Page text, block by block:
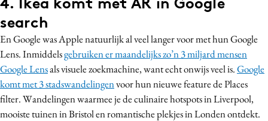
search
En Google was Apple natuurlijk al veel langer voor met hun Google
Lens. Inmiddelsgebruiken er maandelijks zo’n 3 miljard mensen
Google Lensals visuele zoekmachine, want echt onwijs veel is.Google
komt met 3 stadswandelingenvoor hun nieuwe feature de Places
filter. Wandelingen waarmee je de culinaire hotspots in Liverpool,
mooiste tuinen in Bristol en romantische plekjes in Londen ontdekt.